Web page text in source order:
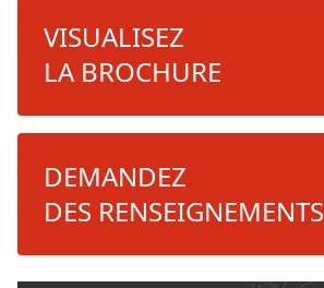
VISUALISEZ
LA BROCHURE
DEMANDEZ
DES RENSEIGNEMENTS